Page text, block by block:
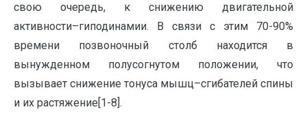
свою очередь, к снижению двигательной
активности–гиподинамии. В связи с этим 70-90%
времени позвоночный столб находится в
вынужденном полусогнутом положении, что
вызывает снижение тонуса мышц–сгибателей спины
и их растяжение[1-8].